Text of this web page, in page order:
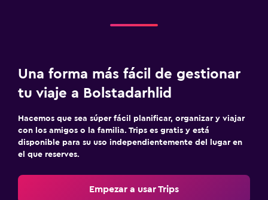
Una forma más fácil de gestionar
tu viaje a Bolstadarhlid
Hacemos que sea súper fácil planificar, organizar y viajar
con los amigos o la familia. Trips es gratis y está
disponible para su uso independientemente del lugar en
el que reserves.
Empezar a usar Trips